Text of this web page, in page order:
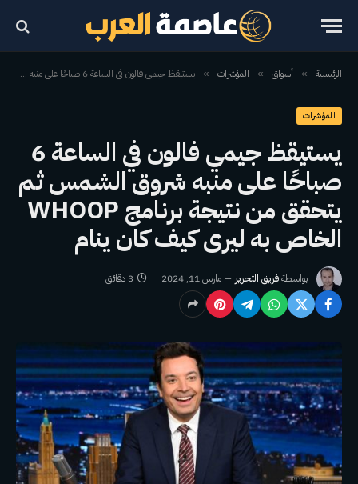
الرئيسية » أسواق » المؤشرات » يستيقظ جيمي فالون في الساعة 6 صباحًا على منبه شروق الشمس ثم يتحقق من نتيجة برنامج WHOOP الخاص به ليرى كيف كان ينام
المؤشرات
يستيقظ جيمي فالون في الساعة 6
صباحًا على منبه شروق الشمس ثم
يتحقق من نتيجة برنامج WHOOP
الخاص به ليرى كيف كان ينام
بواسطةفريق التحرير مارس 11, 2024 3 دقائق